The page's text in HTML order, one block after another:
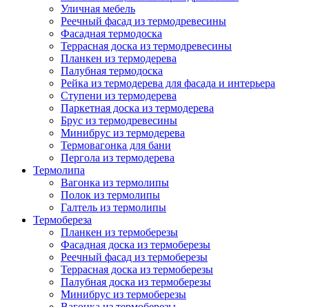
Уличная мебель
Реечный фасад из термодревесины
Фасадная термодоска
Террасная доска из термодревесины
Планкен из термодерева
Палубная термодоска
Рейка из термодерева для фасада и интерьера
Ступени из термодерева
Паркетная доска из термодерева
Брус из термодревесины
Минибрус из термодерева
Термовагонка для бани
Пергола из термодерева
Термолипа
Вагонка из термолипы
Полок из термолипы
Галтель из термолипы
Термобереза
Планкен из термоберезы
Фасадная доска из термоберезы
Реечный фасад из термоберезы
Террасная доска из термоберезы
Палубная доска из термоберезы
Минибрус из термоберезы